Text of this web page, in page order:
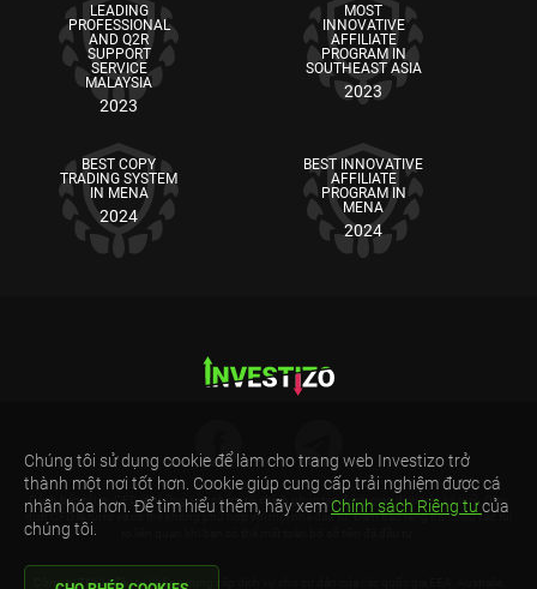
LEADING
PROFESSIONAL
AND Q2R
SUPPORT
SERVICE
MALAYSIA
2023
MOST
INNOVATIVE
AFFILIATE
PROGRAM IN
SOUTHEAST ASIA
2023
BEST COPY
TRADING SYSTEM
IN MENA
2024
BEST INNOVATIVE
AFFILIATE
PROGRAM IN
MENA
2024
Cảnh báo rủi ro: CFD là những sản phẩm tài chính phức tạp được giao dịch trên ký quỹ. Giao
dịch CFD là rủi ro và có thể không phù hợp với mọi nhà đầu tư. Đảm bảo rằng bạn hiểu các rủi
Công ty TNHH đầu tư không cung cấp dịch vụ cho cư dân của các quốc gia EEA, Australia,
Chúng tôi sử dụng cookie để làm cho trang web Investizo trở
thành một nơi tốt hơn. Cookie giúp cung cấp trải nghiệm được cá
nhân hóa hơn. Để tìm hiểu thêm, hãy xem Chính sách Riêng tưcủa
chúng tôi.